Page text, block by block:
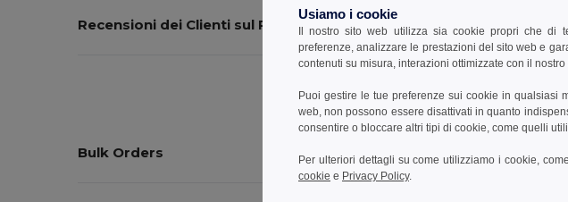
Recensioni dei Clienti sul Prodotto
Bulk Orders
Usiamo i cookie
Il nostro sito web utilizza sia cookie propri che di
preferenze, analizzare le prestazioni del sito web e
contenuti su misura, interazioni ottimizzate con il
Puoi gestire le tue preferenze sui cookie in qualsiasi
web, non possono essere disattivati in quanto
consentire o bloccare altri tipi di cookie, come quelli
Per ulteriori dettagli su come utilizziamo i cookie,
cookie e Privacy Policy.